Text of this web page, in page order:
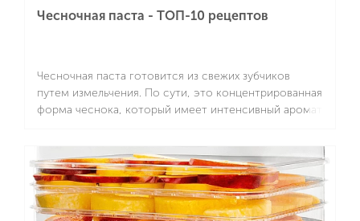
Чесночная паста - ТОП-10 рецептов
Чесночная паста готовится из свежих зубчиков
путем измельчения. По сути, это концентрированная
форма чеснока, который имеет интенсивный аромат
во многих кухнях мира. Расскажем, как приготовить
чесночную пасту, как ее правильно хранить и
использовать.
Подробнее